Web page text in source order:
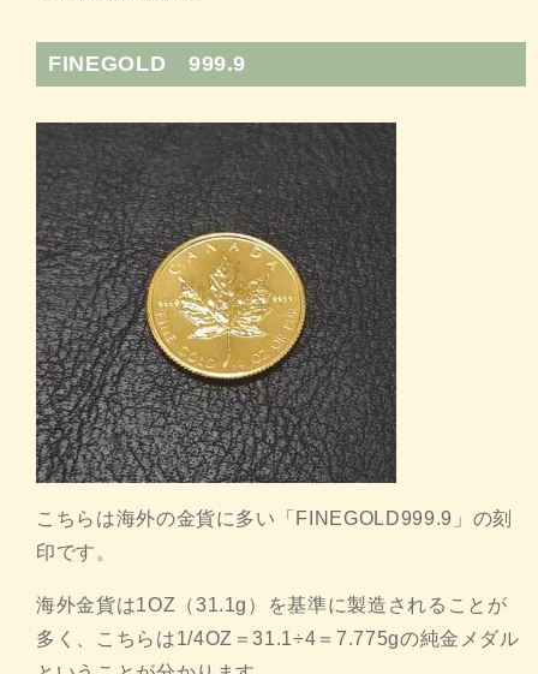
FINEGOLD 999.9
こちらは海外の金貨に多い「FINEGOLD999.9」の刻
印です。
海外金貨は1OZ（31.1g）を基準に製造されることが
多く、こちらは1/4OZ＝31.1÷4＝7.775gの純金メダル